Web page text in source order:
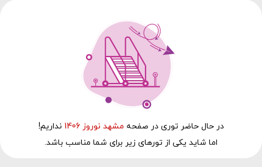
در حال‌ حاضر توری در صفحه مشهد نوروز 1406
نداریم!
اما شاید یکی از تورهای زیر برای شما مناسب باشد.